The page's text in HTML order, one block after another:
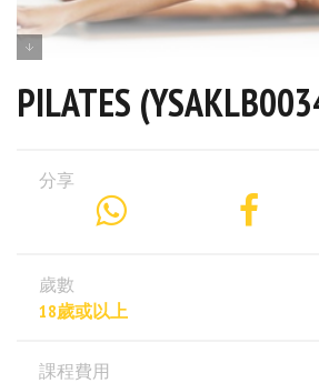
PILATES
分享
歲數
18歲或以上
課程費用